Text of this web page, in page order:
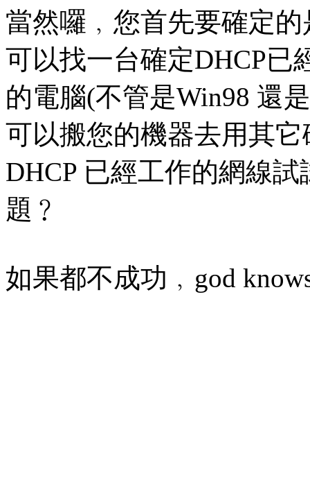
當然囉﹐您首先要確定
可以找一台確定DHCP已
的電腦(不管是Win98 還
可以搬您的機器去用其它
DHCP 已經工作的網線
題﹖
如果都不成功﹐god